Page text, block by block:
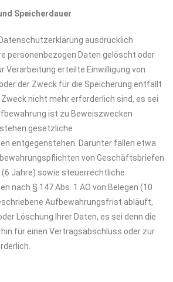
Speicherdauer
ausdrücklich
personenbezogen Daten gelöscht oder
Verarbeitung erteilte Einwilligung von
der Zweck für die Speicherung entfällt
Zweck nicht mehr erforderlich sind, es sei
ist zu Beweiszwecken
gesetzliche
entgegenstehen. Darunter fallen etwa
von Geschäftsbriefen
(6 Jahre) sowie steuerrechtliche
nach § 147 Abs. 1 AO von Belegen (10
Aufbewahrungsfrist abläuft,
Löschung Ihrer Daten, es sei denn die
für einen Vertragsabschluss oder zur